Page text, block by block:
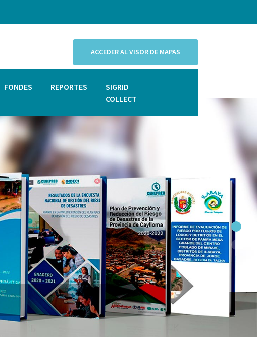
ACCEDER AL VISOR DE MAPAS
FONDES REPORTES
SIGRID
COLLECT